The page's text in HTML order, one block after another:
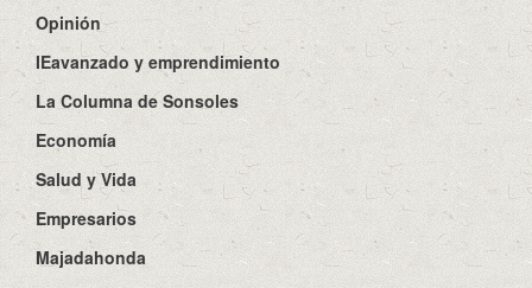
Opinión
IEavanzado y emprendimiento
La Columna de Sonsoles
Economía
Salud y Vida
Empresarios
Majadahonda